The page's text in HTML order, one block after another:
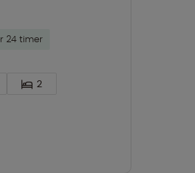
24 timer
2